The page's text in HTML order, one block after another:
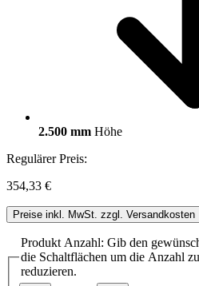
2.500 mm Höhe
Regulärer Preis:
354,33 €
Preise inkl. MwSt. zzgl. Versandkosten
Produkt Anzahl: Gib den
die Schaltflächen um die Anzahl
reduzieren.